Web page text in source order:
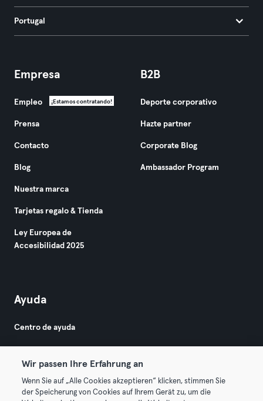
Portugal
Empresa
Empleo ¡Estamos contratando!
Prensa
Contacto
Blog
Nuestra marca
Tarjetas regalo & Tienda
Ley Europea de
Accesibilidad 2025
B2B
Deporte corporativo
Hazte partner
Corporate Blog
Ambassador Program
Ayuda
Centro de ayuda
Wir passen Ihre Erfahrung an
Wenn Sie auf „Alle Cookies akzeptieren“ klicken, stimmen Sie
der Speicherung von Cookies auf Ihrem Gerät zu, um die